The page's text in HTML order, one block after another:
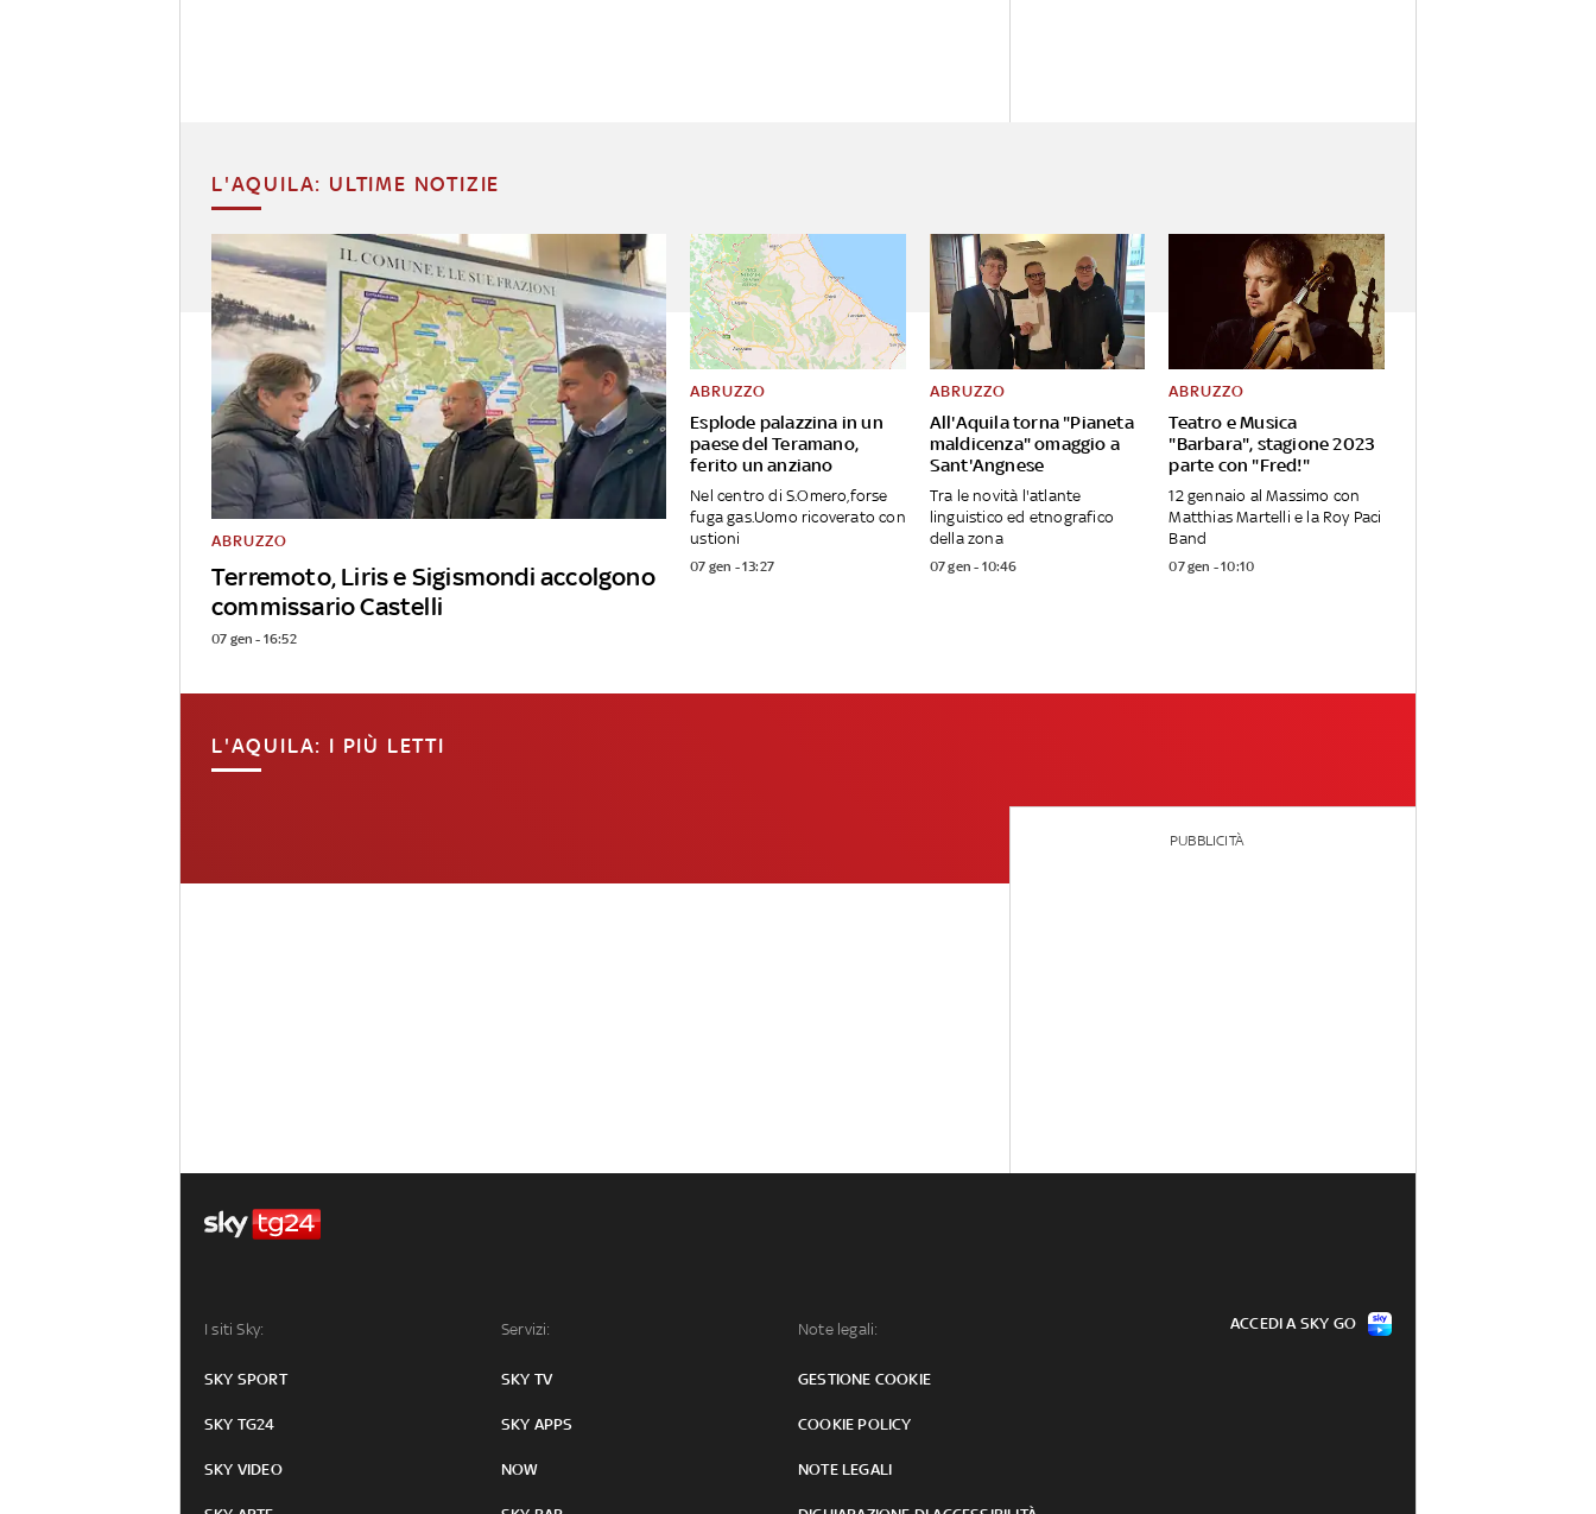
L'AQUILA: ULTIME NOTIZIE
Terremoto, Liris e Sigismondi accolgono
commissario Castelli
ABRUZZO
07 gen - 16:52
Esplode palazzina in un
paese del Teramano,
ferito un anziano
ABRUZZO
Nel centro di S.Omero,forse
fuga gas.Uomo ricoverato con
ustioni
07 gen - 13:27
All'Aquila torna "Pianeta
maldicenza" omaggio a
Sant'Angnese
ABRUZZO
Tra le novità l'atlante
linguistico ed etnografico
della zona
07 gen - 10:46
Teatro e Musica
"Barbara", stagione 2023
parte con "Fred!"
ABRUZZO
12 gennaio al Massimo con
Matthias Martelli e la Roy Paci
Band
07 gen - 10:10
L'AQUILA: I PIÙ LETTI
PUBBLICITÀ
I siti Sky:
SKY SPORT
SKY TG24
SKY VIDEO
Servizi:
SKY TV
SKY APPS
NOW
Note legali:
GESTIONE COOKIE
COOKIE POLICY
NOTE LEGALI
ACCEDI A SKY GO